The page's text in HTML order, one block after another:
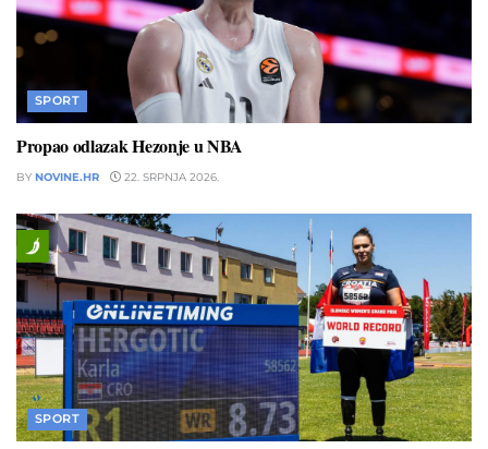
SPORT
Propao odlazak Hezonje u NBA
BY NOVINE.HR 22. SRPNJA 2026.
SPORT